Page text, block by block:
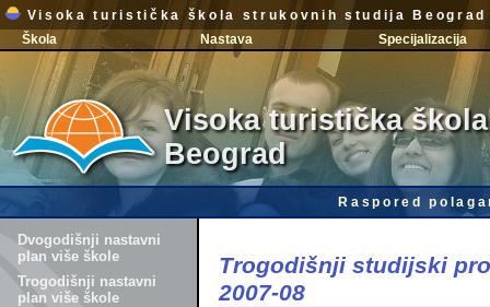
Visoka turistička škola strukovnih studija Beograd
Škola
Nastava Specijalizacija
Visoka turistička
Beograd
Raspored
Dvogodišnji nastavni
plan više škole
Trogodišnji nastavni
plan više škole
Trogodišnji studijski
2007-08